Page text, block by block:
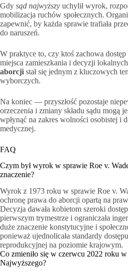
Gdy sąd najwyższy uchylił wyrok,
mobilizacja ruchów społecznych.
zapewnić, by każda sprawie trafiała
do naruszeń.
W praktyce to, czy ktoś zachowa
miejsca zamieszkania i decyzji
aborcji stał się jednym z kluczowych
wyborczych.
Na koniec — przyszłość pozostaje
orzeczenia i zmiany składu sądu mogą
wpłynąć na zakres wolności osobistej i
medycznej.
FAQ
Czym był wyrok w sprawie Roe v.
znaczenie?
Wyrok z 1973 roku w sprawie Roe v.
ochronę prawa do aborcji opartą na
Decyzja dawała kobietom szeroki
pierwszym trymestrze i ograniczała
duże znaczenie konstytucyjne i
ponieważ ujednolicała standardy
reprodukcyjnej na poziomie krajowym.
Co zmieniło się w czerwcu 2022 roku
Najwyższego?